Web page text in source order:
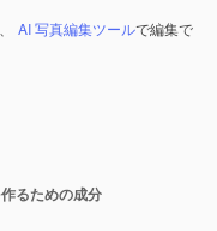
AI 写真編集ツールで編集で
るための成分